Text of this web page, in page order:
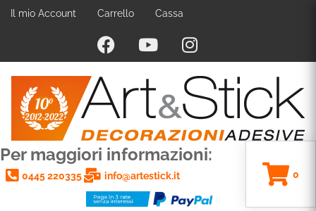
Il mio Account Carrello Cassa
Per maggiori informazioni:
0445 220335 info@artestick.it 0